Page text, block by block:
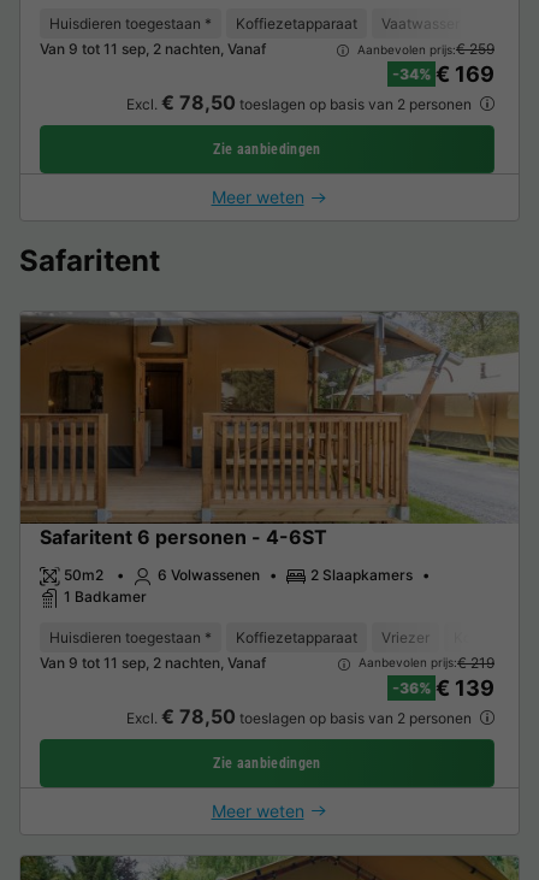
Huisdieren toegestaan * Koffiezetapparaat Vaatwasser
Van 9 tot 11 sep, 2 nachten, Vanaf
Aanbevolen prijs:€ 259
-34% € 169
Excl. € 78,50 toeslagen op basis van 2 personen
Zie aanbiedingen
Meer weten
Safaritent
Safaritent 6 personen - 4-6ST
50m2 6 Volwassenen
2 Slaapkamers
1 Badkamer
Huisdieren toegestaan * Koffiezetapparaat Vriezer
Van 9 tot 11 sep, 2 nachten, Vanaf
Aanbevolen prijs:€ 219
-36% € 139
Excl. € 78,50 toeslagen op basis van 2 personen
Zie aanbiedingen
Meer weten